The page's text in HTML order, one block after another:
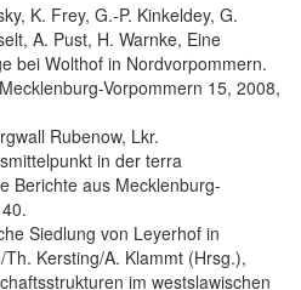
K. Frey, G.-P. Kinkeldey, G.
A. Pust, H. Warnke, Eine
bei Wolthof in Nordvorpommern.
Vorpommern 15, 2008,
Rubenow, Lkr.
in der terra
Berichte aus Mecklenburg-
Siedlung von Leyerhof in
Kersting/A. Klammt (Hrsg.),
im westslawischen